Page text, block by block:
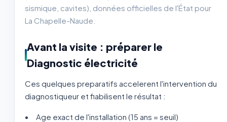
sismique, cavites), données officielles de l'État pour
La Chapelle-Naude.
Avant la visite : préparer le
Diagnostic électricité
Ces quelques preparatifs accelerent l'intervention du
diagnostiqueur et fiabilisent le résultat :
Age exact de l'installation (15 ans = seuil)